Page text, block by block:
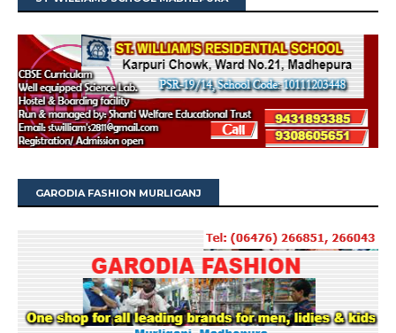
GARODIA FASHION MURLIGANJ